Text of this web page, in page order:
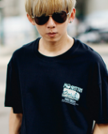
繳費通知簡訊。
內，點擊此簡訊中的連
進行付款，方視為交易
需立刻繳費，但若您
意取消之訂單仍視為有
先享後付 」之結帳頁面
退款等相關疑問，請
含以上)免運費
含以上)免運費
含以上)免運費